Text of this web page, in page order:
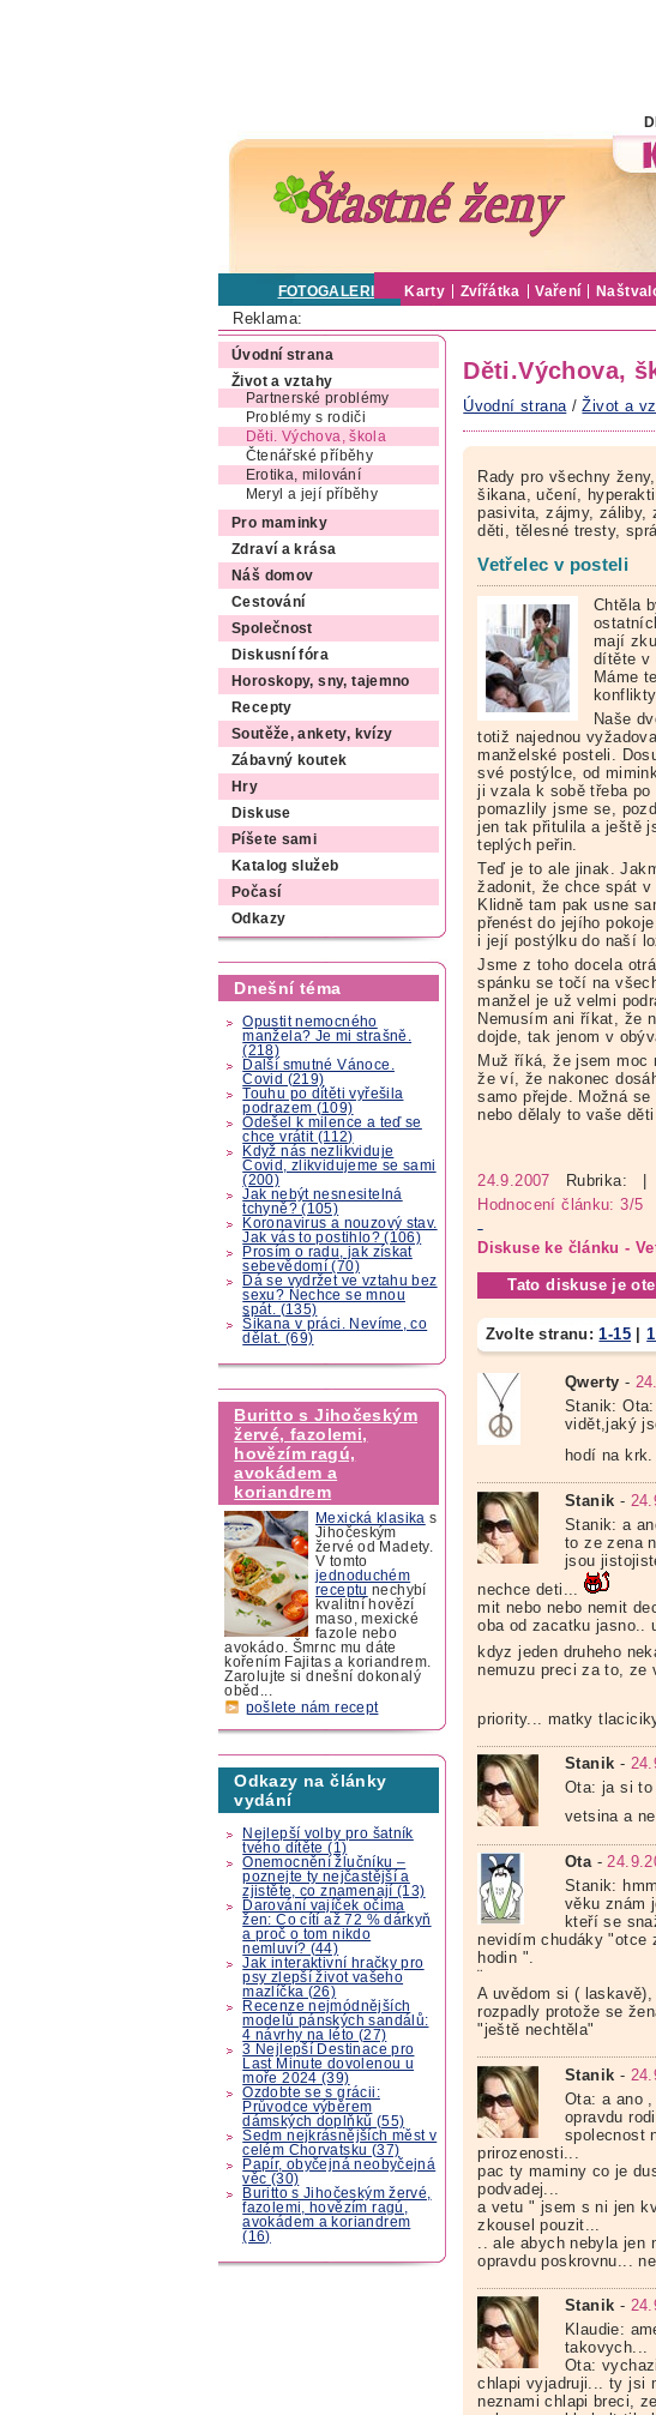
FOTOGALERIE Karty Zvířátka Vaření
Reklama:
Úvodní strana
Život a vztahy
Partnerské problémy
Problémy s rodiči
Děti. Výchova, škola
Čtenářské příběhy
Erotika, milování
Meryl a její příběhy
Pro maminky
Zdraví a krása
Náš domov
Cestování
Společnost
Diskusní fóra
Horoskopy, sny, tajemno
Recepty
Soutěže, ankety, kvízy
Zábavný koutek
Hry
Diskuse
Píšete sami
Katalog služeb
Počasí
Odkazy
Dnešní téma
Opustit nemocného
manžela? Je mi strašně.
(218)
Další smutné Vánoce.
Covid (219)
Touhu po dítěti vyřešila
podrazem (109)
Odešel k milence a teď se
chce vrátit (112)
Když nás nezlikviduje
Covid, zlikvidujeme se sami
(200)
Jak nebýt nesnesitelná
tchyně? (105)
Koronavirus a nouzový stav.
Jak vás to postihlo? (106)
Prosím o radu, jak získat
sebevědomí (70)
Dá se vydržet ve vztahu bez
sexu? Nechce se mnou
spát. (135)
Šikana v práci. Nevíme, co
dělat. (69)
Buritto s Jihočeským
žervé, fazolemi,
hovězím ragú,
avokádem a
koriandrem
Mexická klasika s
Jihočeským
žervé od Madety.
V tomto
jednoduchém
receptu nechybí
kvalitní hovězí
maso, mexické
fazole nebo
avokádo. Šmrnc mu dáte
kořením Fajitas a koriandrem.
Zarolujte si dnešní dokonalý
oběd...
pošlete nám recept
Odkazy na články
vydání
Nejlepší volby pro šatník
tvého dítěte (1)
Onemocnění žlučníku –
poznejte ty nejčastější a
zjistěte, co znamenají (13)
Darování vajíček očima
žen: Co cítí až 72 % dárkyň
a proč o tom nikdo
nemluví? (44)
Jak interaktivní hračky pro
psy zlepší život vašeho
mazlíčka (26)
Recenze nejmódnějších
modelů pánských sandálů:
4 návrhy na léto (27)
3 Nejlepší Destinace pro
Last Minute dovolenou u
moře 2024 (39)
Ozdobte se s grácii:
Průvodce výběrem
dámských doplňků (55)
Sedm nejkrásnějších měst v
celém Chorvatsku (37)
Papír, obyčejná neobyčejná
věc (30)
Buritto s Jihočeským žervé,
fazolemi, hovězím ragú,
avokádem a koriandrem
(16)
Děti.Výchova,
Úvodní strana /Život a
Rady pro všechny
šikana, učení,
pasivita, zájmy, záliby,
děti, tělesné tresty,
Vetřelec v posteli
Chtěla
mají
dítěte v
Máme
konflikty.
Naše
totiž najednou
manželské posteli.
své postýlce, od
ji vzala k sobě třeba po
pomazlily jsme se,
jen tak přitulila a ještě
teplých peřin.
Teď je to ale jinak.
žadonit, že chce spát v
Klidně tam pak usne
přenést do jejího
i její postýlku do naší
Jsme z toho docela
spánku se točí na
manžel je už velmi
Nemusím ani říkat, že
dojde, tak jenom v
Muž říká, že jsem moc
že ví, že nakonec
samo přejde. Možná
nebo dělaly to vaše
24.9.2007 Rubrika: |
Hodnocení článku: 3/5
Diskuse ke článku -
Tato diskuse je
Zvolte stranu:1-15 |
Qwerty -
Stanik:
vidět,jaký
hodí na krk.
Stanik -
Stanik: a
to ze zena
jsou
nechce deti...
mit nebo nebo nemit
oba od zacatku jasno..
kdyz jeden druheho
nemuzu preci za to, ze
priority... matky
Stanik -
Ota: ja si to
vetsina a
Ota-
Stanik:
věku znám
kteří se
nevidím chudáky "otce
hodin ".
¨
A uvědom si (
rozpadly protože se
"ještě nechtěla"
Stanik -
Ota: a ano
opravdu
spolecnost
prirozenosti...
pac ty maminy co je
podvadej...
a vetu " jsem s ni jen
zkousel pouzit...
.. ale abych nebyla
opravdu poskrovnu...
Stanik -
Klaudie:
takovych...
Ota:
chlapi vyjadruji... ty jsi
neznami chlapi breci,